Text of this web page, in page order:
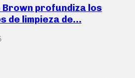
profundiza los
de limpieza de…